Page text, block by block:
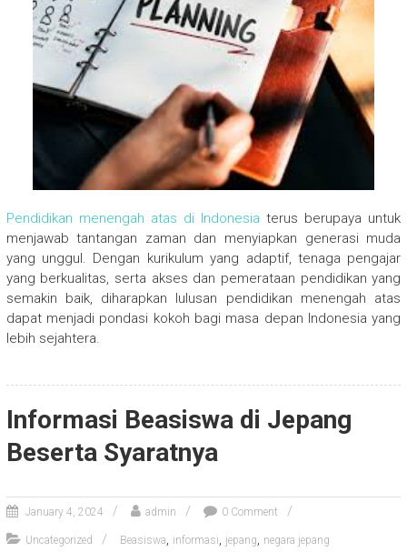
Pendidikan menengah atas di Indonesia terus berupaya untuk
menjawab tantangan zaman dan menyiapkan generasi muda
yang unggul. Dengan kurikulum yang adaptif, tenaga pengajar
yang berkualitas, serta akses dan pemerataan pendidikan yang
semakin baik, diharapkan lulusan pendidikan menengah atas
dapat menjadi pondasi kokoh bagi masa depan Indonesia yang
lebih sejahtera.
Informasi Beasiswa di Jepang
Beserta Syaratnya
January 4, 2024 admin 0 Comment
Uncategorized Beasiswa, informasi, jepang, negara jepang